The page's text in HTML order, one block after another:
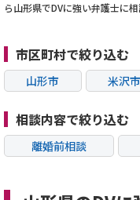
ら山形県でDVに強い弁護士に相
市区町村で絞り込む
山形市 米沢市
相談内容で絞り込む
離婚前相談